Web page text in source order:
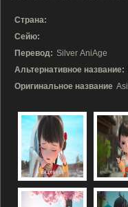
Страна:
Сейю:
Перевод: Silver AniAge
Альтернативное название:
Оригинальное название